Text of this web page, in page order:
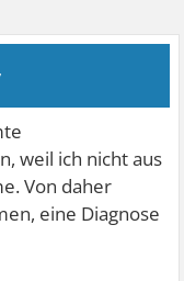
weil ich nicht aus
Von daher
eine Diagnose